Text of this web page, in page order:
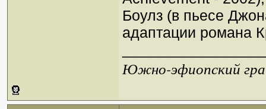
Боулз (в пьесе
адаптации романа
Южно-эфиопский